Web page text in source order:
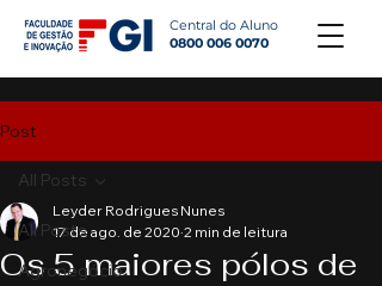
Central do Aluno
0800 006 0070
Post
All Posts
Agronegócio
All Posts
Os 5 maiores pólos de
Leyder Rodrigues Nunes
17 de ago. de 2020 2 min de leitura